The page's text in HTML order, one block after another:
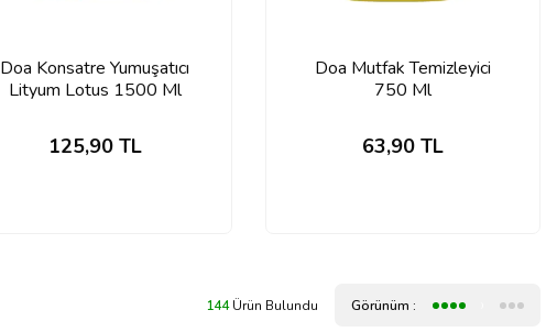
Doa Konsatre Yumuşatıcı
Lityum Lotus 1500 Ml
125,90TL
Doa Mutfak Temizleyici
750 Ml
63,90 TL
144Ürün Bulundu Görünüm :